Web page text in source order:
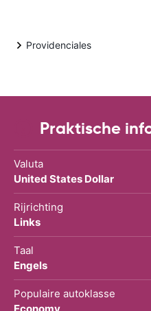
Providenciales
Praktische
Valuta
United States Dollar
Rijrichting
Links
Taal
Engels
Populaire autoklasse